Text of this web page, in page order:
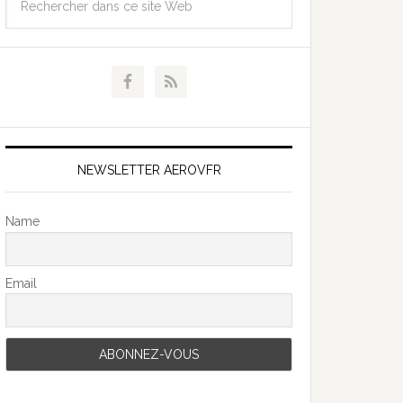
NEWSLETTER AEROVFR
Name
Email